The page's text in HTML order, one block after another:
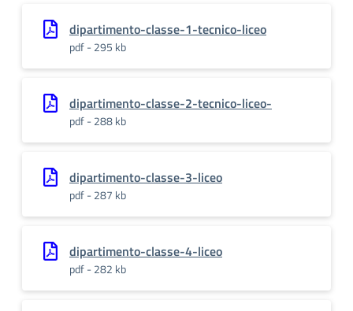
dipartimento-classe-1-tecnico-liceo
pdf - 295 kb
dipartimento-classe-2-tecnico-liceo-
pdf - 288 kb
dipartimento-classe-3-liceo
pdf - 287 kb
dipartimento-classe-4-liceo
pdf - 282 kb